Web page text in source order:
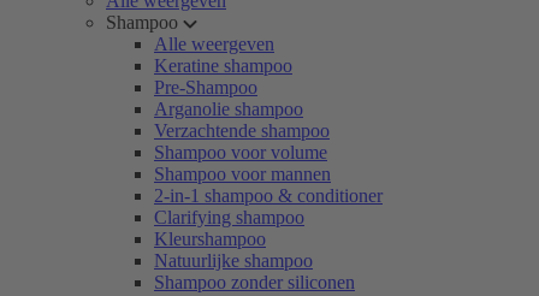
Shampoo
Alle weergeven
Keratine shampoo
Pre-Shampoo
Arganolie shampoo
Verzachtende shampoo
Shampoo voor volume
Shampoo voor mannen
2-in-1 shampoo & conditioner
Clarifying shampoo
Kleurshampoo
Natuurlijke shampoo
Shampoo zonder siliconen